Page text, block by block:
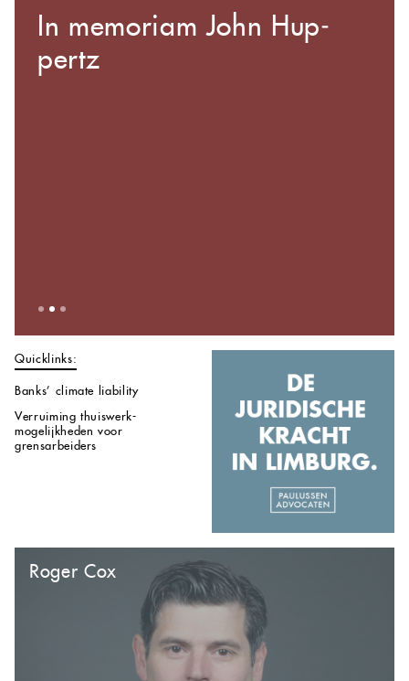
In me­mo­ri­am John Hup­
pertz
Quicklinks:
Banks’ climate liability
Verruiming thuiswerk-
mogelijkheden voor
grensarbeiders
Roger Cox